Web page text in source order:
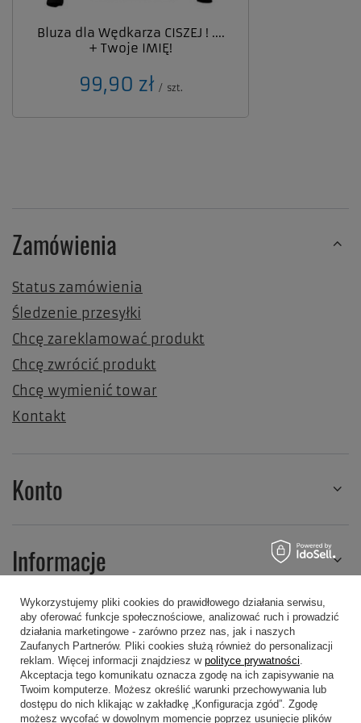
Bluza dla Wędkarza CISZEJ ! ....
+ Twoje IMIĘ!
99,90 zł / szt.
Zamówienia
Status zamówienia
Śledzenie przesyłki
Chcę zareklamować produkt
Chcę zwrócić produkt
Chcę wymienić towar
Kontakt
Konto
Informacje
Regulaminy
Wykorzystujemy pliki cookies do prawidłowego działania serwisu,
aby oferować funkcje społecznościowe, analizować ruch i prowadzić
działania marketingowe - zarówno przez nas, jak i naszych
Zaufanych Partnerów. Pliki cookies służą również do personalizacji
reklam. Więcej informacji znajdziesz w polityce prywatności.
Akceptacja tego komunikatu oznacza zgodę na ich zapisywanie na
Twoim komputerze. Możesz określić warunki przechowywania lub
dostępu do nich klikając w zakładkę „Konfiguracja zgód”. Zgodę
możesz wycofać w dowolnym momencie poprzez usunięcie plików